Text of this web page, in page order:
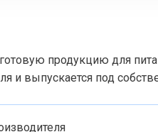
продукцию для
и выпускается под